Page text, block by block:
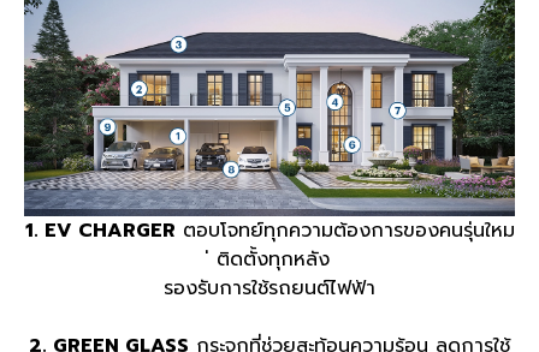
1. EV CHARGER​ ตอบโจทย์ทุกความต้องการของคนรุ่นใหม
่ ติดตั้งทุกหลัง
รองรับการใช้รถยนต์ไฟฟ้า